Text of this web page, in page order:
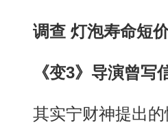
调查 灯泡寿命短
《变3》导演曾写
其实宁财神提出的